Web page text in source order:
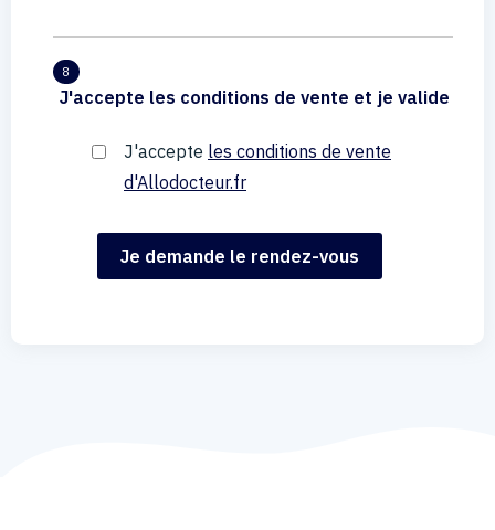
8
J'accepte les conditions de vente et je valide
J'accepte les conditions de vente
d'Allodocteur.fr